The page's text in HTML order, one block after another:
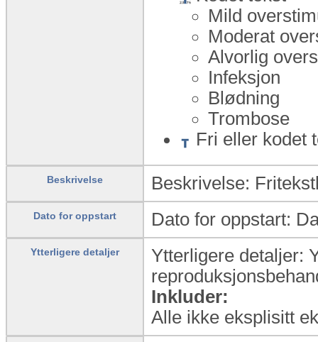
Mild
Moderat
Alvorlig
Infeksjon
Blødning
Trombose
Fri eller kodet
Beskrivelse Beskrivelse:
Dato for oppstart Dato for oppstart:
Ytterligere detaljer
Ytterligere detaljer:
Inkluder:
Alle ikke eksplisitt